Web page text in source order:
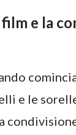
e la
e le